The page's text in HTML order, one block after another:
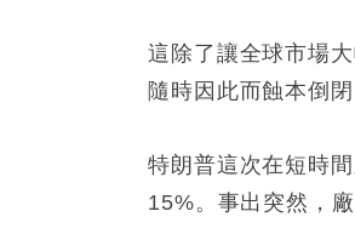
這除了讓全球市場
隨時因此而蝕本倒閉
特朗普這次在短時
15%。事出突然，